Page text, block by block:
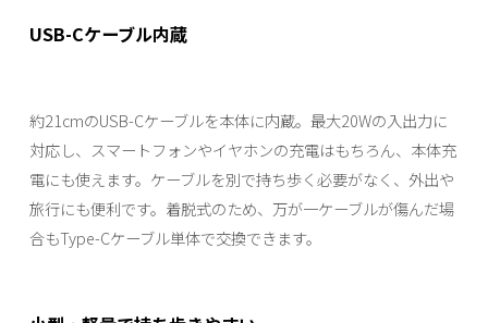
USB-Cケーブル内蔵
約21cmのUSB-Cケーブルを本体に内蔵。最大20Wの入出力に
対応し、スマートフォンやイヤホンの充電はもちろん、本体充
電にも使えます。ケーブルを別で持ち歩く必要がなく、外出や
旅行にも便利です。着脱式のため、万が一ケーブルが傷んだ場
合もType-Cケーブル単体で交換できます。